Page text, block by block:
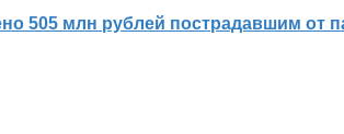
505 млн рублей пострадавшим от